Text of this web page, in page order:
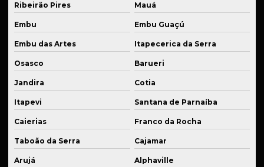
Solda de bronze
Solda para estruturas metálicas
Solda de ferro fundido
Solda industrial em são paulo
Solda para manutenção de máquinas
Solda de peças em inox
Ribeirão Pires Mauá
Embu Embu Guaçú
Embu das Artes Itapecerica da Serra
Osasco Barueri
Jandira Cotia
Itapevi Santana de Parnaíba
Caierias Franco da Rocha
Taboão da Serra Cajamar
Arujá Alphaville